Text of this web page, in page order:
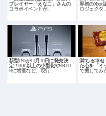
プレイヤー「えなこ」さんの
コラボイベントが…
界初のXbox
ロジェクタ…
新型PS5が11月10日に発売決
定！30%以上の小型化やSSD1T
Bに増量など、現行…
満“ちる”幸
た心を「ミ
で癒してみ